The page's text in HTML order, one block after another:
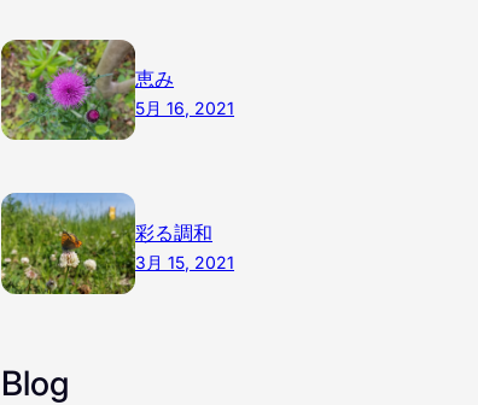
恵み
5月 16, 2021
彩る調和
3月 15, 2021
Blog